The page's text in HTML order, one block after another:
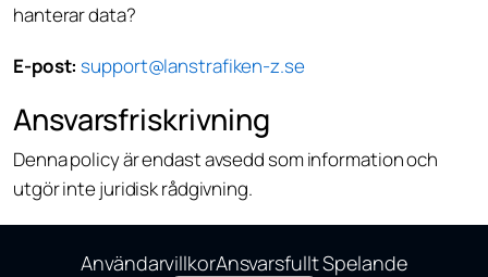
hanterar data?
E-post: support@lanstrafiken-z.se
Ansvarsfriskrivning
Denna policy är endast avsedd som information och
utgör inte juridisk rådgivning.
AnvändarvillkorAnsvarsfullt Spelande